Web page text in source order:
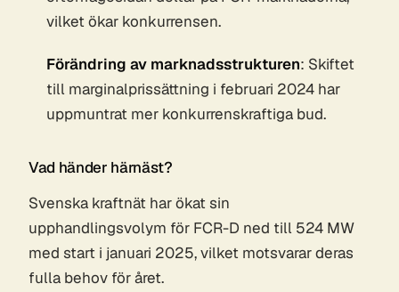
vilket ökar konkurrensen.
Förändring av marknadsstrukturen: Skiftet
till marginalprissättning i februari 2024 har
uppmuntrat mer konkurrenskraftiga bud.
Vad händer härnäst?
Svenska kraftnät har ökat sin
upphandlingsvolym för FCR-D ned till 524 MW
med start i januari 2025, vilket motsvarar deras
fulla behov för året.